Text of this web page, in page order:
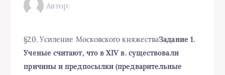
Автор:
§20. Усиление Московского княжестваЗадание 1.
Ученые считают, что в XIV в. существовали
причины и предпосылки (предварительные